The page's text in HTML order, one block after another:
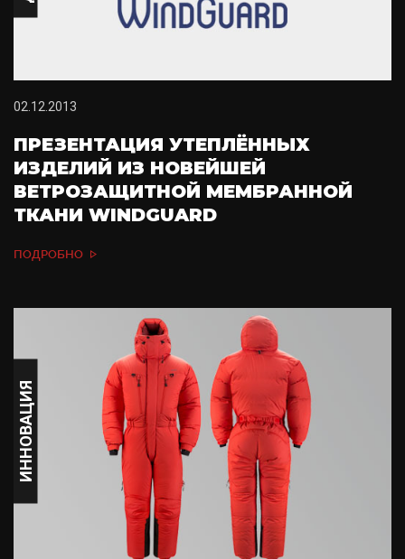
02.12.2013
ПРЕЗЕНТАЦИЯ УТЕПЛЁННЫХ
ИЗДЕЛИЙ ИЗ НОВЕЙШЕЙ
ВЕТРОЗАЩИТНОЙ МЕМБРАННОЙ
ТКАНИ WINDGUARD
ПОДРОБНО
ИННОВАЦИЯ